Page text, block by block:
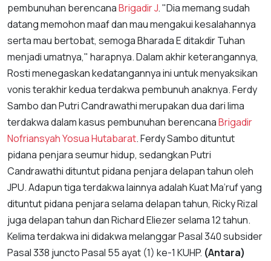
pembunuhan berencanaBrigadir J. "Dia memang sudah
datang memohon maaf dan mau mengakui kesalahannya
serta mau bertobat, semoga Bharada E ditakdir Tuhan
menjadi umatnya," harapnya. Dalam akhir keterangannya,
Rosti menegaskan kedatangannya ini untuk menyaksikan
vonis terakhir kedua terdakwa pembunuh anaknya. Ferdy
Sambo dan Putri Candrawathi merupakan dua dari lima
terdakwa dalam kasus pembunuhan berencanaBrigadir
Nofriansyah Yosua Hutabarat. Ferdy Sambo dituntut
pidana penjara seumur hidup, sedangkan Putri
Candrawathi dituntut pidana penjara delapan tahun oleh
JPU. Adapun tiga terdakwa lainnya adalah Kuat Ma’ruf yang
dituntut pidana penjara selama delapan tahun, Ricky Rizal
juga delapan tahun dan Richard Eliezer selama 12 tahun.
Kelima terdakwa ini didakwa melanggar Pasal 340 subsider
Pasal 338 juncto Pasal 55 ayat (1) ke-1 KUHP. (Antara)